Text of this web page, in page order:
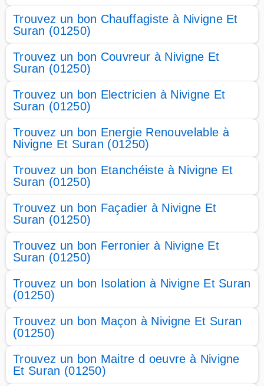
Trouvez un bon Chauffagiste à Nivigne Et
Suran (01250)
Trouvez un bon Couvreur à Nivigne Et
Suran (01250)
Trouvez un bon Electricien à Nivigne Et
Suran (01250)
Trouvez un bon Energie Renouvelable à
Nivigne Et Suran (01250)
Trouvez un bon Etanchéiste à Nivigne Et
Suran (01250)
Trouvez un bon Façadier à Nivigne Et
Suran (01250)
Trouvez un bon Ferronier à Nivigne Et
Suran (01250)
Trouvez un bon Isolation à Nivigne Et Suran
(01250)
Trouvez un bon Maçon à Nivigne Et Suran
(01250)
Trouvez un bon Maitre d oeuvre à Nivigne
Et Suran (01250)